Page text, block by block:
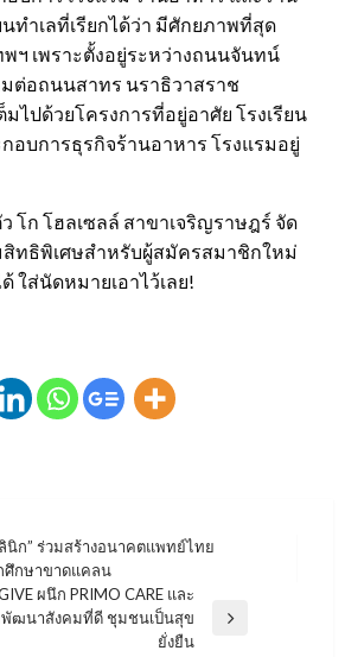
ทำเลที่เรียกได้ว่า มีศักยภาพที่สุด
ฯ เพราะตั้งอยู่ระหว่างถนนจันทน์
มต่อถนนสาทร นราธิวาสราช
ไปด้วยโครงการที่อยู่อาศัย โรงเรียน
อบการธุรกิจร้านอาหาร โรงแรมอยู่
โก โฮลเซลล์ สาขาเจริญราษฎร์ จัด
สิทธิพิเศษสำหรับผู้สมัครสมาชิกใหม่
ใส่นัดหมายเอาไว้เลย!
นิก” ร่วมสร้างอนาคตแพทย์ไทย
กษาขาดแคลน
ผนึก PRIMO CARE และ
ฒนาสังคมที่ดี ชุมชนเป็นสุข
ยั่งยืน